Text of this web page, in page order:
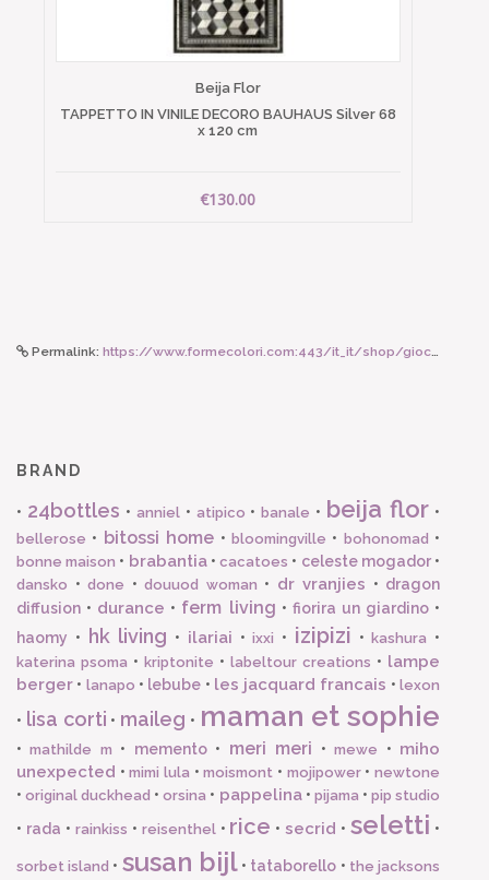
Beija Flor
TAPPETTO IN VINILE DECORO BAUHAUS Silver 68
x 120 cm
€130.00
Permalink: https://www.formecolori.com:443/it_it/shop/giochi_e_peluche_maileg/topini/maileg_topina_sorellina_nella_sua_scatola_di_fiammiferi/5946
BRAND
• 24bottles • anniel• atipico •banale • beija flor •
bellerose • bitossi home • bloomingville • bohonomad •
bonne maison • brabantia•cacatoes • celeste mogador•
dansko • done • douuod woman • dr vranjies • dragon
diffusion • durance • ferm living • fiorira un giardino•
haomy • hk living • ilariai •ixxi • izipizi •kashura •
katerina psoma • kriptonite • labeltour creations • lampe
berger • lanapo • lebube • les jacquard francais •lexon
• lisa corti • maileg • maman et sophie
•mathilde m • memento• meri meri •mewe • miho
unexpected •mimi lula •moismont • mojipower•newtone
•original duckhead •orsina • pappelina• pijama • pip studio
• rada • rainkiss • reisenthel• rice •secrid •seletti •
sorbet island • susan bijl• tataborello • the jacksons